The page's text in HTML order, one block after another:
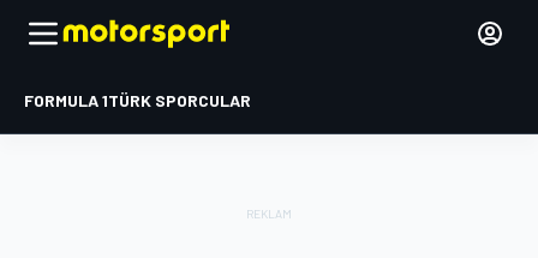
FORMULA 1TÜRK SPORCULAR